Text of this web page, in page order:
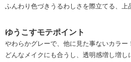
ふんわり色づきうるわしさを際立てる、上
ゆうこすモテポイント
やわらかグレーで、他に見た事ないカラー
どんなメイクにも合うし、透明感増し増し